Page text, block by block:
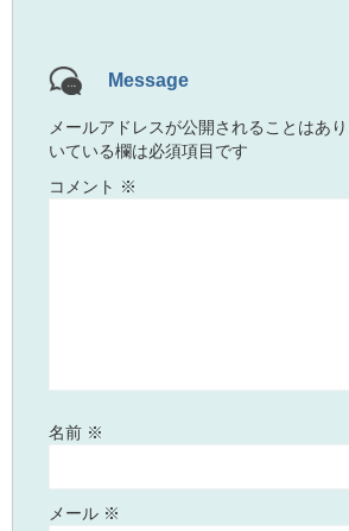
Message
メールアドレスが公開されることはあり
いている欄は必須項目です
コメント ※
名前 ※
メール ※